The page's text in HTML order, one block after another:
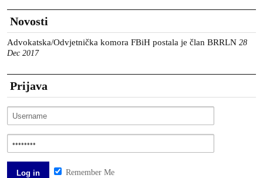
Novosti
Advokatska/Odvjetnička komora FBiH postala je član BRRLN 28
Dec 2017
Prijava
Remember Me